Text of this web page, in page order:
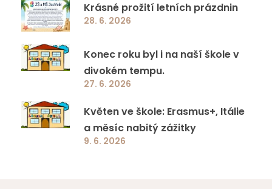
Jazyková a přírodovědná učebna ZŠ a MŠ
Jestřebí
Ovoce a mléko do škol
Školní projekty
Krásné prožití letních prázdnin
28. 6. 2026
Konec roku byl i na naší škole v
divokém tempu.
27. 6. 2026
Květen ve škole: Erasmus+, Itálie
a měsíc nabitý zážitky
9. 6. 2026